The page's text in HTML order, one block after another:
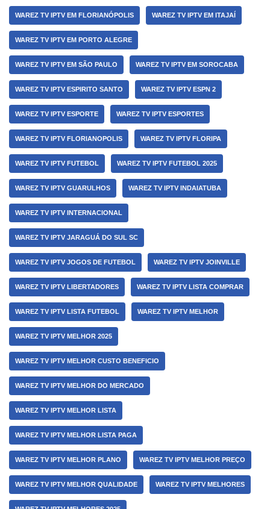
WAREZ TV IPTV EM FLORIANÓPOLIS WAREZ TV IPTV EM ITAJAÍ
WAREZ TV IPTV EM PORTO ALEGRE
WAREZ TV IPTV EM SÃO PAULO WAREZ TV IPTV EM SOROCABA
WAREZ TV IPTV ESPIRITO SANTO WAREZ TV IPTV ESPN 2
WAREZ TV IPTV ESPORTE WAREZ TV IPTV ESPORTES
WAREZ TV IPTV FLORIANOPOLIS WAREZ TV IPTV FLORIPA
WAREZ TV IPTV FUTEBOL WAREZ TV IPTV FUTEBOL 2025
WAREZ TV IPTV GUARULHOS WAREZ TV IPTV INDAIATUBA
WAREZ TV IPTV INTERNACIONAL
WAREZ TV IPTV JARAGUÁ DO SUL SC
WAREZ TV IPTV JOGOS DE FUTEBOL WAREZ TV IPTV JOINVILLE
WAREZ TV IPTV LIBERTADORES WAREZ TV IPTV LISTA COMPRAR
WAREZ TV IPTV LISTA FUTEBOL WAREZ TV IPTV MELHOR
WAREZ TV IPTV MELHOR 2025
WAREZ TV IPTV MELHOR CUSTO BENEFICIO
WAREZ TV IPTV MELHOR DO MERCADO
WAREZ TV IPTV MELHOR LISTA
WAREZ TV IPTV MELHOR LISTA PAGA
WAREZ TV IPTV MELHOR PLANO WAREZ TV IPTV MELHOR PREÇO
WAREZ TV IPTV MELHOR QUALIDADE WAREZ TV IPTV MELHORES